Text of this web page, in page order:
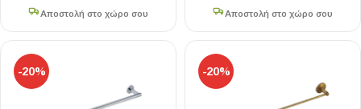
Αποστολή στο χώρο σου Αποστολή στο χώρο σου
-20% -20%